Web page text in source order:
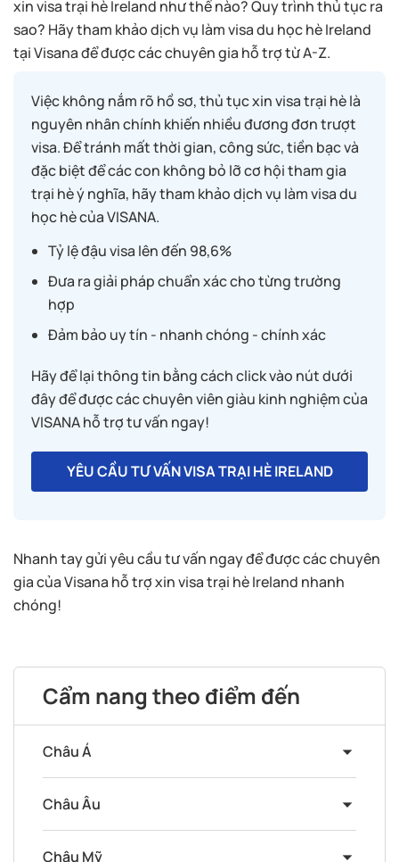
xin visa trại hè Ireland như thế nào? Quy trình thủ tục ra
sao? Hãy tham khảo dịch vụ làm visa du học hè Ireland
tại Visana để được các chuyên gia hỗ trợ từ A-Z.
Việc không nắm rõ hồ sơ, thủ tục xin visa trại hè là
nguyên nhân chính khiến nhiều đương đơn trượt
visa. Để tránh mất thời gian, công sức, tiền bạc và
đặc biệt để các con không bỏ lỡ cơ hội tham gia
trại hè ý nghĩa, hãy tham khảo dịch vụ làm visa du
học hè của VISANA.
Tỷ lệ đậu visa lên đến 98,6%
Đưa ra giải pháp chuẩn xác cho từng trường
hợp
Đảm bảo uy tín - nhanh chóng - chính xác
Hãy để lại thông tin bằng cách click vào nút dưới
đây để được các chuyên viên giàu kinh nghiệm của
VISANA hỗ trợ tư vấn ngay!
YÊU CẦU TƯ VẤN VISA TRẠI HÈ IRELAND
Nhanh tay gửi yêu cầu tư vấn ngay để được các chuyên
gia của Visana hỗ trợ xin visa trại hè Ireland nhanh
chóng!
Cẩm nang theo điểm đến
Châu Á
Châu Âu
Châu Mỹ